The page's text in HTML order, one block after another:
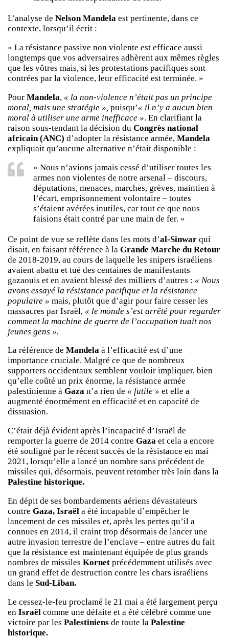
L’analyse de Nelson Mandela est pertinente, dans ce
contexte, lorsqu’il écrit :
« La résistance passive non violente est efficace aussi
longtemps que vos adversaires adhèrent aux mêmes règles
que les vôtres mais, si les protestations pacifiques sont
contrées par la violence, leur efficacité est terminée. »
Pour Mandela, « la non-violence n’était pas un principe
moral, mais une stratégie », puisqu’« il n’y a aucun bien
moral à utiliser une arme inefficace ». En clarifiant la
raison sous-tendant la décision du Congrès national
africain (ANC) d’adopter la résistance armée, Mandela
expliquait qu’aucune alternative n’était disponible :
« Nous n’avions jamais cessé d’utiliser toutes les
armes non violentes de notre arsenal – discours,
députations, menaces, marches, grèves, maintien à
l’écart, emprisonnement volontaire – toutes
s’étaient avérées inutiles, car tout ce que nous
faisions était contré par une main de fer. »
Ce point de vue se reflète dans les mots d’al-Sinwar qui
disait, en faisant référence à la Grande Marche du Retour
de 2018-2019, au cours de laquelle les snipers israéliens
avaient abattu et tué des centaines de manifestants
gazaouis et en avaient blessé des milliers d’autres : « Nous
avons essayé la résistance pacifique et la résistance
populaire » mais, plutôt que d’agir pour faire cesser les
massacres par Israël, « le monde s’est arrêté pour regarder
comment la machine de guerre de l’occupation tuait nos
jeunes gens ».
La référence de Mandela à l’efficacité est d’une
importance cruciale. Malgré ce que de nombreux
supporters occidentaux semblent vouloir impliquer, bien
qu’elle coûté un prix énorme, la résistance armée
palestinienne à Gaza n’a rien de « futile » et elle a
augmenté énormément en efficacité et en capacité de
dissuasion.
C’était déjà évident après l’incapacité d’Israël de
remporter la guerre de 2014 contre Gaza et cela a encore
été souligné par le récent succès de la résistance en mai
2021, lorsqu’elle a lancé un nombre sans précédent de
missiles qui, désormais, peuvent retomber très loin dans la
Palestine historique.
En dépit de ses bombardements aériens dévastateurs
contre Gaza, Israël a été incapable d’empêcher le
lancement de ces missiles et, après les pertes qu’il a
connues en 2014, il craint trop désormais de lancer une
autre invasion terrestre de l’enclave – entre autres du fait
que la résistance est maintenant équipée de plus grands
nombres de missiles Kornet précédemment utilisés avec
un grand effet de destruction contre les chars israéliens
dans le Sud-Liban.
Le cessez-le-feu proclamé le 21 mai a été largement perçu
en Israël comme une défaite et a été célébré comme une
victoire par les Palestiniens de toute la Palestine
historique.